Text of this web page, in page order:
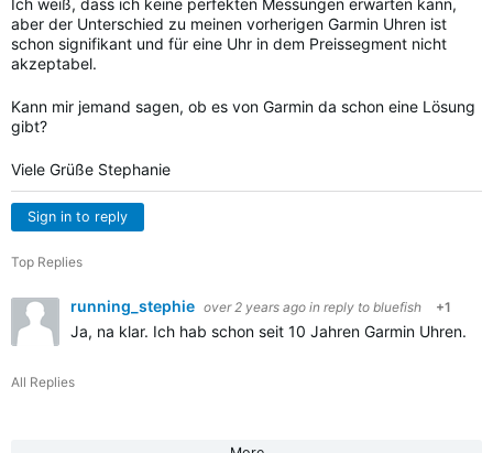
Ich weiß, dass ich keine perfekten Messungen erwarten kann,
aber der Unterschied zu meinen vorherigen Garmin Uhren ist
schon signifikant und für eine Uhr in dem Preissegment nicht
akzeptabel.
Kann mir jemand sagen, ob es von Garmin da schon eine Lösung
gibt?
Viele Grüße Stephanie
Sign in to reply
Top Replies
running_stephie over 2 years ago in reply to bluefish +1
Ja, na klar. Ich hab schon seit 10 Jahren Garmin Uhren.
All Replies